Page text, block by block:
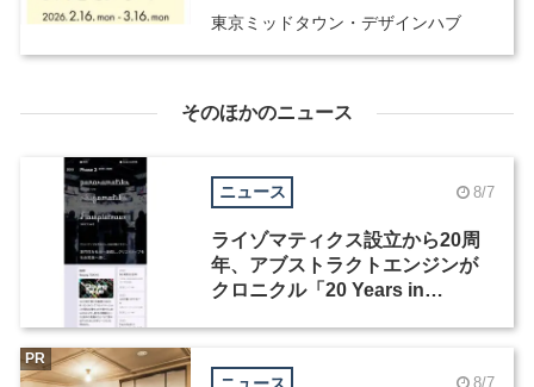
って～
東京ミッドタウン・デザインハブ
そのほかのニュース
ニュース 8/7
ライゾマティクス設立から20周
年、アブストラクトエンジンが
クロニクル「20 Years in
ニュース 8/7
PR